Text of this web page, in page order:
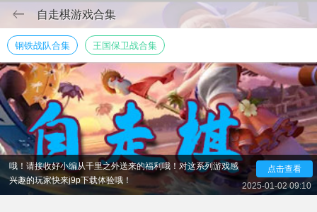
自走棋游戏合集
自走棋系列的游戏有哪些呢！小编这次为大家整理了一些
自走棋手游排行榜的前十名合集，这类游戏的操作十分简单，
可以带给玩家不一样的游戏体验。在游戏中有多种的角色等着
玩家去解锁哦，游戏模式多样，需要玩家不断的去进行挑战，
用自身的智慧解锁不同的关卡，不仅需要智慧，还需要勇气
哦！请接收好小编从千里之外送来的福利哦！对这系列游戏感
兴趣的玩家快来j9p下载体验哦！
点击查看
2025-01-02 09:10
钢铁战队合集 王国保卫战合集